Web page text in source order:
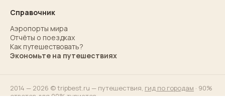
Справочник
Аэропорты мира
Отчёты о поездках
Как путешествовать?
Экономьте на путешествиях
2014 — 2026 © tripbest.ru — путешествия, гид по городам · 90%
ответов для 90% туристов